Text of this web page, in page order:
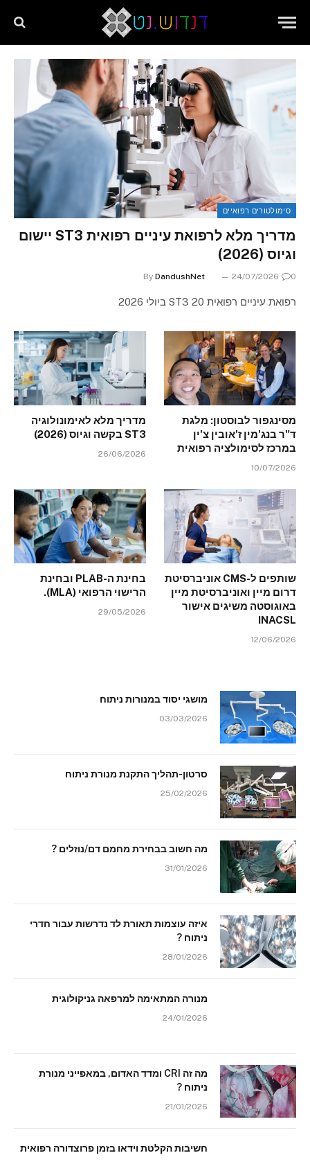
"נָגִישׁ
בִּקְלִיק"
סימולטורים רפואיים
מדריך מלא לרפואת עיניים רפואית ST3 יישום
וגיוס (2026)
By DandushNet 24/07/2026 0
רפואת עיניים רפואית ST3 20 ביולי 2026
מסינגפור לבוסטון: מלגת
ד"ר בנג'מין ז'אובין צ'ין
במרכז לסימולציה רפואית
10/07/2026
מדריך מלא לאימונולוגיה
ST3 בקשה וגיוס (2026)
26/06/2026
שותפים ל-CMS אוניברסיטת
דרום מיין ואוניברסיטת מיין
באוגוסטה משיגים אישור
INACSL
12/06/2026
בחינת ה-PLAB ובחינת
הרישוי הרפואי (MLA).
29/05/2026
מושגי יסוד במנורות ניתוח
03/03/2026
סרטון-תהליך התקנת מנורת ניתוח
25/02/2026
מה חשוב בבחירת מחמם דם/נוזלים ?
31/01/2026
איזה עוצמות תאורת לד נדרשות עבור חדרי
ניתוח ?
28/01/2026
מנורה המתאימה למרפאה גניקולוגית
24/01/2026
מה זה CRI ומדד האדום, במאפייני מנורת
ניתוח ?
21/01/2026
חשיבות הקלטת וידאו בזמן פרוצדורה רפואית